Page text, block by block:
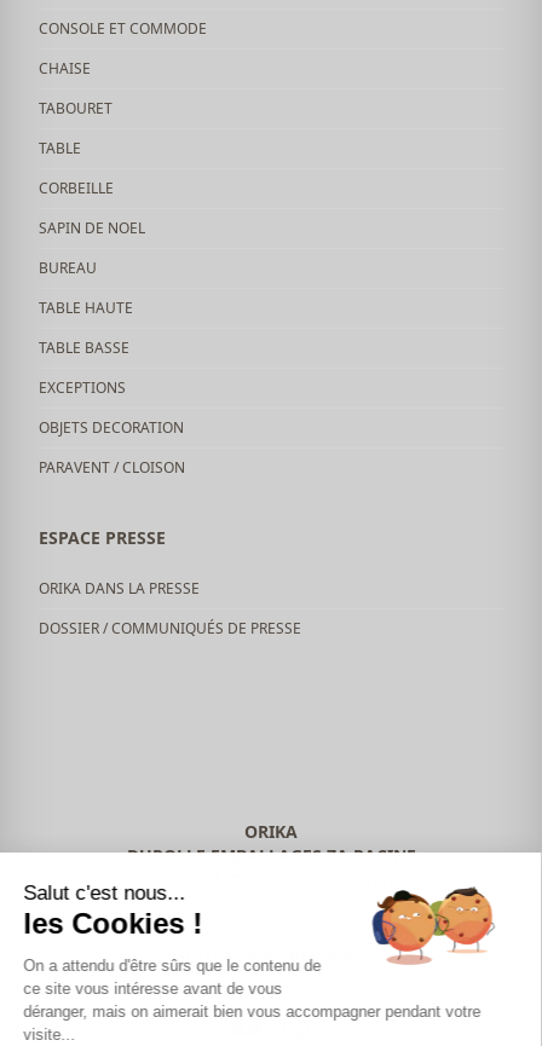
CONSOLE ET COMMODE
CHAISE
TABOURET
TABLE
CORBEILLE
SAPIN DE NOEL
BUREAU
TABLE HAUTE
TABLE BASSE
EXCEPTIONS
OBJETS DECORATION
PARAVENT / CLOISON
ESPACE PRESSE
ORIKA DANS LA PRESSE
DOSSIER / COMMUNIQUÉS DE PRESSE
ORIKA
DUROLLE EMBALLAGES ZA RACINE
NOUS ÉCRIRE PAR MAIL
Salut c'est nous...
les Cookies !
On a attendu d'être sûrs que le contenu de
ce site vous intéresse avant de vous
déranger, mais on aimerait bien vous accompagner pendant votre
visite...